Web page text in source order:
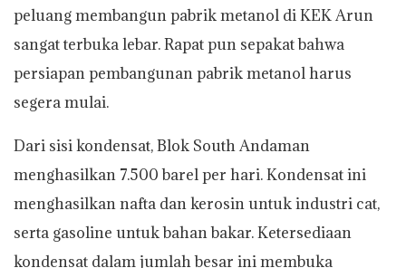
peluang membangun pabrik metanol di KEK Arun
sangat terbuka lebar. Rapat pun sepakat bahwa
persiapan pembangunan pabrik metanol harus
segera mulai.
Dari sisi kondensat, Blok South Andaman
menghasilkan 7.500 barel per hari. Kondensat ini
menghasilkan nafta dan kerosin untuk industri cat,
serta gasoline untuk bahan bakar. Ketersediaan
kondensat dalam jumlah besar ini membuka